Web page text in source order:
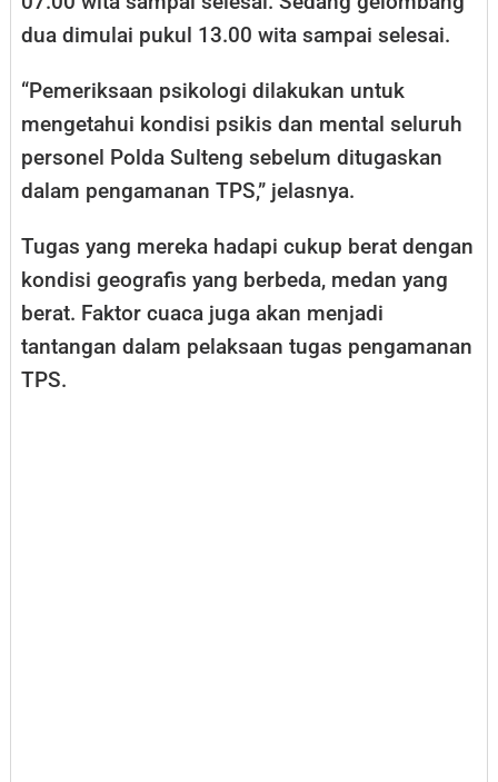
dua dimulai pukul 13.00 wita sampai selesai.
“Pemeriksaan psikologi dilakukan untuk
mengetahui kondisi psikis dan mental seluruh
personel Polda Sulteng sebelum ditugaskan
dalam pengamanan TPS,” jelasnya.
Tugas yang mereka hadapi cukup berat dengan
kondisi geografis yang berbeda, medan yang
berat. Faktor cuaca juga akan menjadi
tantangan dalam pelaksaan tugas pengamanan
TPS.